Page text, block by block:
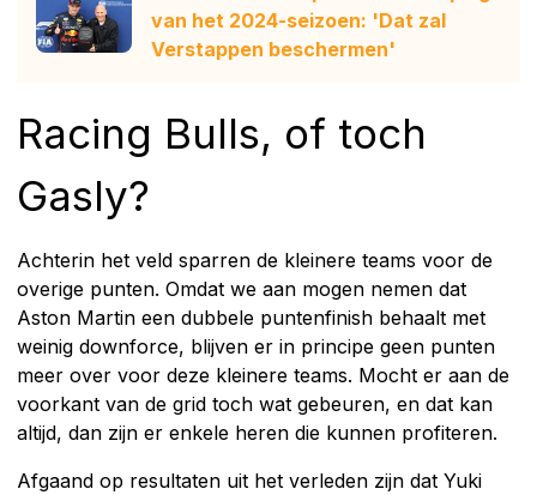
van het 2024-seizoen: 'Dat zal
Verstappen beschermen'
Racing Bulls, of toch
Gasly?
Achterin het veld sparren de kleinere teams voor de
overige punten. Omdat we aan mogen nemen dat
Aston Martin een dubbele puntenfinish behaalt met
weinig downforce, blijven er in principe geen punten
meer over voor deze kleinere teams. Mocht er aan de
voorkant van de grid toch wat gebeuren, en dat kan
altijd, dan zijn er enkele heren die kunnen profiteren.
Afgaand op resultaten uit het verleden zijn dat Yuki